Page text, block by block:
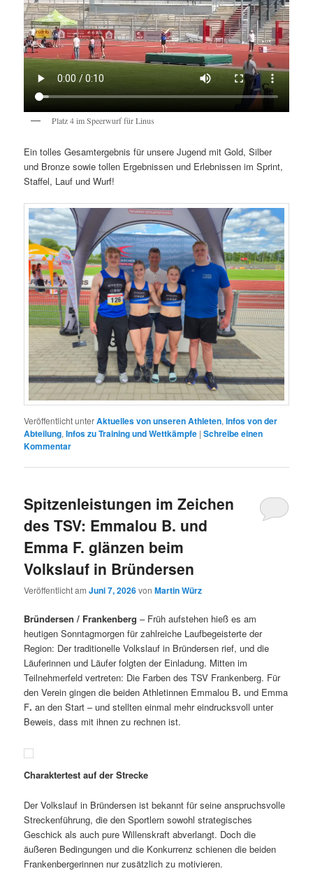
Platz 4 im Speerwurf für Linus
Ein tolles Gesamtergebnis für unsere Jugend mit Gold, Silber
und Bronze sowie tollen Ergebnissen und Erlebnissen im Sprint,
Staffel, Lauf und Wurf!
Veröffentlicht unterAktuelles von unseren Athleten,Infos von der
Abteilung,Infos zu Training und Wettkämpfe |Schreibe einen
Kommentar
Spitzenleistungen im Zeichen
des TSV: Emmalou B. und
Emma F. glänzen beim
Volkslauf in Bründersen
Veröffentlicht amJuni 7, 2026vonMartin Würz
Bründersen / Frankenberg – Früh aufstehen hieß es am
heutigen Sonntagmorgen für zahlreiche Laufbegeisterte der
Region: Der traditionelle Volkslauf in Bründersen rief, und die
Läuferinnen und Läufer folgten der Einladung. Mitten im
Teilnehmerfeld vertreten: Die Farben des TSV Frankenberg. Für
den Verein gingen die beiden Athletinnen Emmalou B. und Emma
F. an den Start – und stellten einmal mehr eindrucksvoll unter
Beweis, dass mit ihnen zu rechnen ist.
Charaktertest auf der Strecke
Der Volkslauf in Bründersen ist bekannt für seine anspruchsvolle
Streckenführung, die den Sportlern sowohl strategisches
Geschick als auch pure Willenskraft abverlangt. Doch die
äußeren Bedingungen und die Konkurrenz schienen die beiden
Frankenbergerinnen nur zusätzlich zu motivieren.